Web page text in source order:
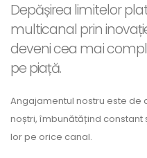
Depășirea limitelor
multicanal prin
deveni cea mai
pe piață.
Angajamentul nostru este de
noștri, îmbunătățind
lor pe orice canal.